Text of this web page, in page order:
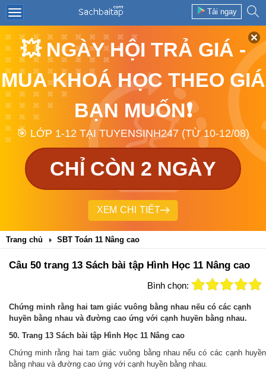
Tải ngay
💥 NGÀY HỘI TRẢ GIÁ -
MUA KHOÁ HỌC THEO GIÁ
BẠN MUỐN❗
🎯 LỚP 1-12 TẠI TUYENSINH247 (TỪ 10-12/08)
CHỈ CÒN 2 NGÀY
XEM CHI TIẾT
Trang chủ SBT Toán 11 Nâng cao
Câu 50 trang 13 Sách bài tập Hình Học 11 Nâng cao
Bình chọn:
Chứng minh rằng hai tam giác vuông bằng nhau nếu có các cạnh
huyền bằng nhau và đường cao ứng với cạnh huyền bằng nhau.
50. Trang 13 Sách bài tập Hình Học 11 Nâng cao
Chứng minh rằng hai tam giác vuông bằng nhau nếu có các cạnh huyền
bằng nhau và đường cao ứng với cạnh huyền bằng nhau.